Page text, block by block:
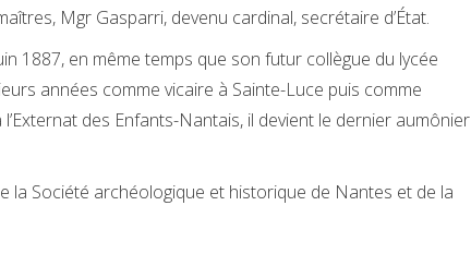
Mgr Gasparri, devenu cardinal, secrétaire d’État.
1887, en même temps que son futur collègue du lycée
années comme vicaire à Sainte-Luce puis comme
des Enfants-Nantais, il devient le dernier aumônier
la Société archéologique et historique de Nantes et de la